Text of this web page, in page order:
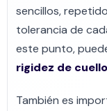
sencillos,
tolerancia de
este punto,
rigidez de cuello
También es